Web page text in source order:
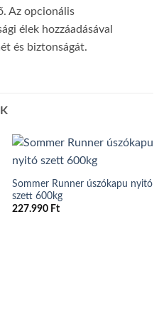
Az opcionális
élek hozzáadásával
és biztonságát.
Sommer Runner úszókapu nyitó
szett 600kg
227.990 Ft